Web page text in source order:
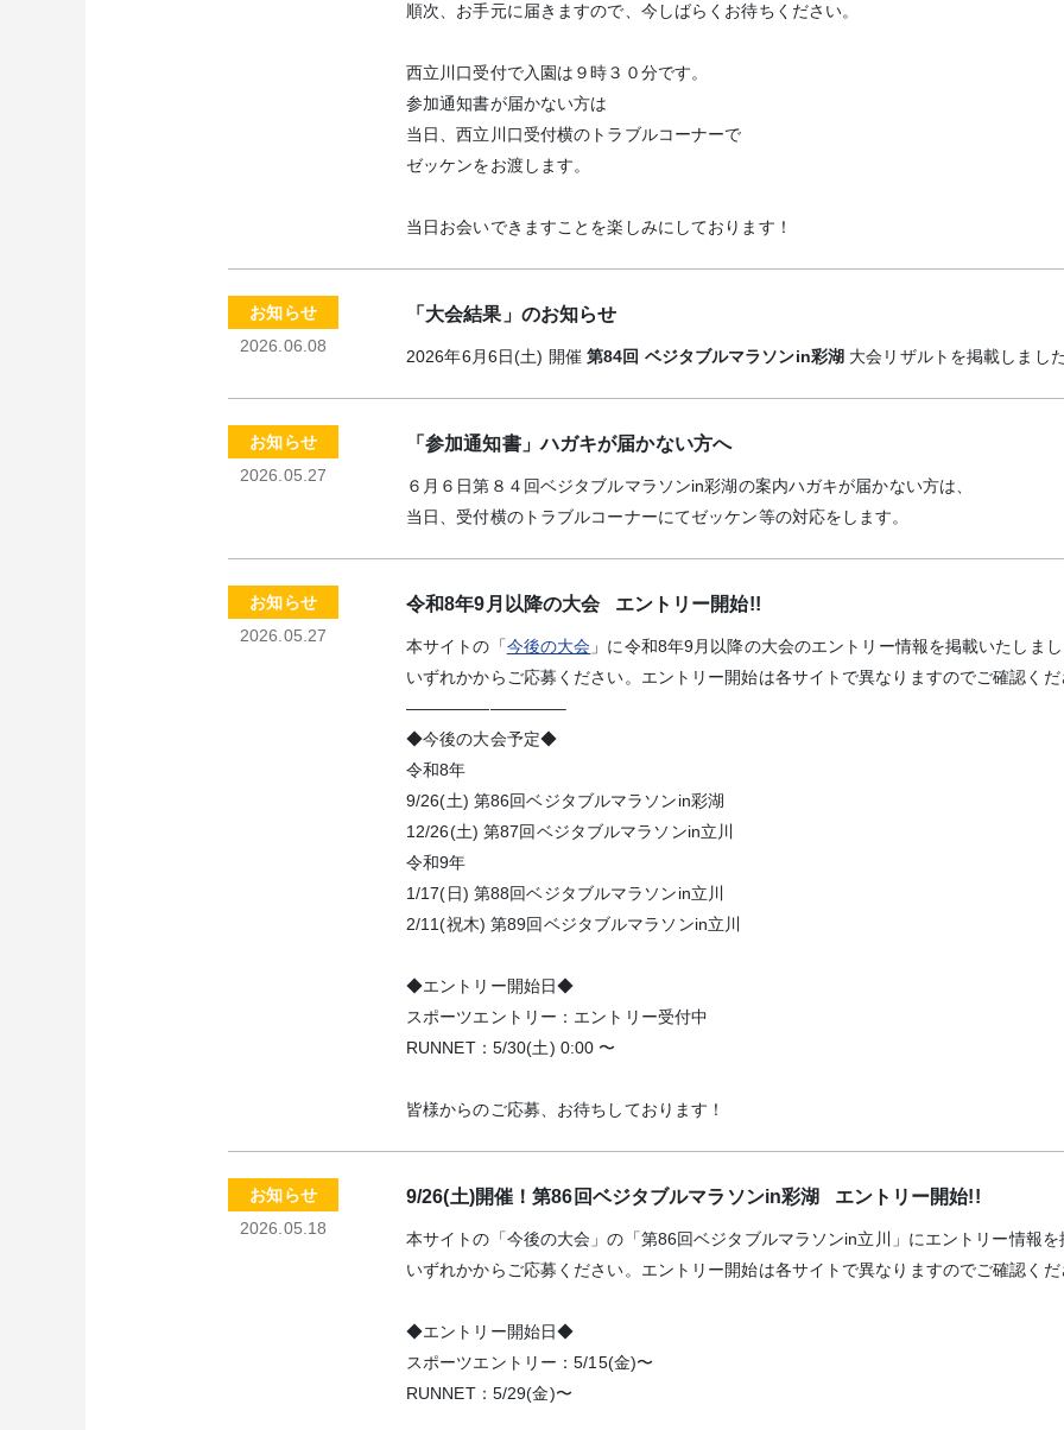
順次、お手元に届きますので、今しばらくお待ちください。
西立川口受付で入園は９時３０分です。
参加通知書が届かない方は
当日、西立川口受付横のトラブルコーナーで
ゼッケンをお渡します。
当日お会いできますことを楽しみにしております！
お知らせ
2026.06.08
「大会結果」のお知らせ
2026年6月6日(土) 開催 第84回 ベジタブルマラソンin彩湖 大会リザルトを掲載しまし
お知らせ
2026.05.27
「参加通知書」ハガキが届かない方へ
６月６日第８４回ベジタブルマラソンin彩湖の案内ハガキが届かない方は、
当日、受付横のトラブルコーナーにてゼッケン等の対応をします。
お知らせ
2026.05.27
令和8年9月以降の大会 エントリー開始!!
本サイトの「今後の大会 」に令和8年9月以降の大会のエントリー情報を掲載いたしま
いずれかからご応募ください。エントリー開始は各サイトで異なりますのでご確認く
—————————–
◆今後の大会予定◆
令和8年
9/26(土) 第86回ベジタブルマラソンin彩湖
12/26(土) 第87回ベジタブルマラソンin立川
令和9年
1/17(日) 第88回ベジタブルマラソンin立川
2/11(祝木) 第89回ベジタブルマラソンin立川
◆エントリー開始日◆
スポーツエントリー：エントリー受付中
RUNNET：5/30(土) 0:00 〜
皆様からのご応募、お待ちしております！
お知らせ
2026.05.18
9/26(土)開催！第86回ベジタブルマラソンin彩湖 エントリー開始!!
本サイトの「今後の大会」の「第86回ベジタブルマラソンin立川」にエントリー情報
いずれかからご応募ください。エントリー開始は各サイトで異なりますのでご確認く
◆エントリー開始日◆
スポーツエントリー：5/15(金)〜
RUNNET：5/29(金)〜